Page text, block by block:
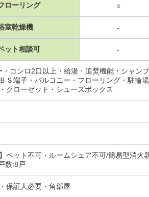
ローリング ○
室乾燥機 -
ット相談可 -
コンロ2口以上・給湯・追焚機能・シャン
Ｓ端子・バルコニー・フローリング・駐輪
クローゼット・シューズボックス
ペット不可・ルームシェア不可/簡易型消火
数:8戸
保証人必要・角部屋